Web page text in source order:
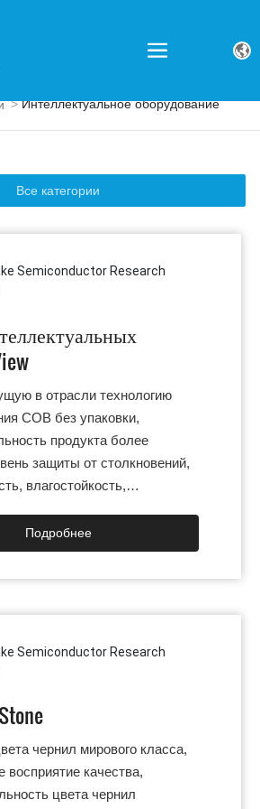
Интеллектуальное оборудование
Все категории
в отрасли технологию
COB без упаковки,
продукта более
защиты от столкновений,
влагостойкость,
противопожарная,
анти-солевой туман,
матовая текстура,
тонкий чистый экран
дизайн 3H поверхностная
температура поверхности
ниже, чем у традиционного
ближнего экрана более
сертификации
света, дизайн источника
Подробнее
чернил мирового класса,
восприятие качества,
цвета чернил